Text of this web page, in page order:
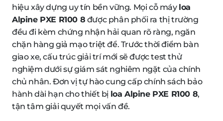
hiệu xây dựng uy tín bền vững. Mọi cỗ máy loa
Alpine PXE R100 8 được phân phối ra thị trường
đều đi kèm chứng nhận hải quan rõ ràng, ngăn
chặn hàng giả mạo triệt để. Trước thời điểm bàn
giao xe, cấu trúc giải trí mới sẽ được test thử
nghiệm dưới sự giám sát nghiêm ngặt của chính
chủ nhân. Đơn vị tự hào cung cấp chính sách bảo
hành dài hạn cho thiết bị loa Alpine PXE R100 8,
tận tâm giải quyết mọi vấn đề.